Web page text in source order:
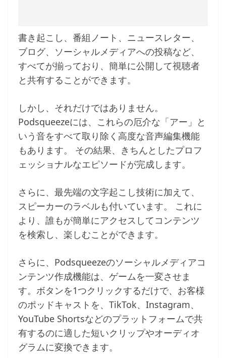
書き起こし、番組ノート、ニュースレター、
ブログ、ソーシャルメディアへの投稿など、
すべてが揃っており、簡単に公開して視聴者
と共有することができます。
しかし、それだけではありません。
Podsqueezeには、これらの厄介な「アー」と
いう音をすべて取り除く高度な音声編集機能
もあります。 その結果、きちんとしたプロフ
ェッショナルなエピソードが完成します。
さらに、最先端の文字起こし技術に加えて、
スピーカーのラベルも付いています。 これに
より、誰もが簡単にアクセスしてコンテンツ
を検索し、楽しむことができます。
さらに、Podsqueezeのソーシャルメディアコ
ンテンツ作成機能は、ゲームを一変させま
す。ボタンを1つクリックするだけで、お客様
のポッドキャストを、TikTok、Instagram、
YouTube Shortsなどのプラットフォームで共
有するのに適した短いクリップやオーディオ
グラムに変換できます。